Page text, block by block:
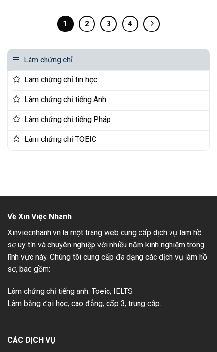
1 2 3 4
Làm chứng chỉ
Làm chứng chỉ tin học
Làm chứng chỉ tiếng Anh
Làm chứng chỉ tiếng Pháp
Làm chứng chỉ TOEIC
Về Xin Việc Nhanh
Xinviecnhanh.vn là một trang web cung cấp dịch vụ làm hồ
sơ uy tín và chuyên nghiệp với nhiều năm kinh nghiệm trong
lĩnh vực này. Chúng tôi cung cấp đa dạng các dịch vụ làm hồ
sơ, bao gồm:
Làm chứng chỉ tiếng anh: Toeic, IELTS
Làm bằng đại học, cao đẳng, cấp 3, trung cấp.
CÁC DỊCH VỤ